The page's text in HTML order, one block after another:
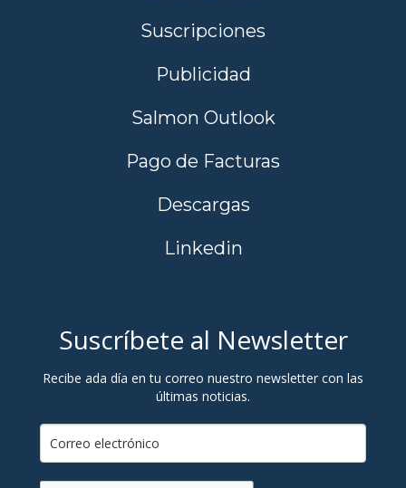
Suscripciones
Publicidad
Salmon Outlook
Pago de Facturas
Descargas
Linkedin
Suscríbete al Newsletter
Recibe ada día en tu correo nuestro newsletter con las
últimas noticias.